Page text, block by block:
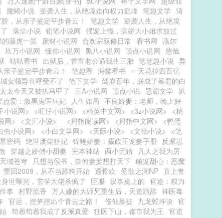
魔蝎小说 逆袭人生，从绝境走向权力巅峰 笔趣文学 清
，从亲子鉴定平步青云！ 笔趣文学 逆袭人生，从绝境
落尘小说 铅笔小说网 强宠上瘾，病娇大小姐求放过
藤虎一笑 废材小说网 合欢宗双修日常 看书网 燕尔
玖万小说网 懂你小说网 黑八小说网 顶点小说网 悠哉
咕咕看书 出狱后，首富老公逼我生三胎 笔笔趣小说 异
亲子鉴定平步青云！ 笔趣看 海棠看书 一天花掉四百亿
女领导直呼受不了 笔下文学 驾崩百年，朕成了暴君的白
太今天又被扒马甲了 三A小说网 顶点小说 恶霸文学 叭
点爱：腹黑鬼医狂妃 人生如局 不良娇妻：老师，晚上好
小说网> <旺仔小说网> <精英中文网> <3z小说网>
<精
网> <文汇小说> <拇指阅读网> <拇指中文网>
<鸭蛋
虫小说网> <小白文学网> <天际小说> <文德小说>
<笔
密码 绝世废柴狂妃 锦鲤娇妻：摄政王宠妻手册 反派崽
穿越之娇俏小甜妻 完本神站 两小无猜
凡人之我为厉
天域苍穹 只想当侯爷，奈何妻妾想打天下 萌宠甜心：恶魔
重回2009，从不当舔狗开始 透骨欢 爱欲之潮NP 直上青
世曝光，玄学大佬杀疯了 臣服 议事桌上的 官途：权力
事 村野流香 万人嫌的大师兄重生后，天道跪舔 神医毒
官运，挖笋挖出个青云之路！ 修仙暴徒 九龙乾坤诀 官
苟着苟着我成了反派真爱 狂医下山，都市我为王 官道